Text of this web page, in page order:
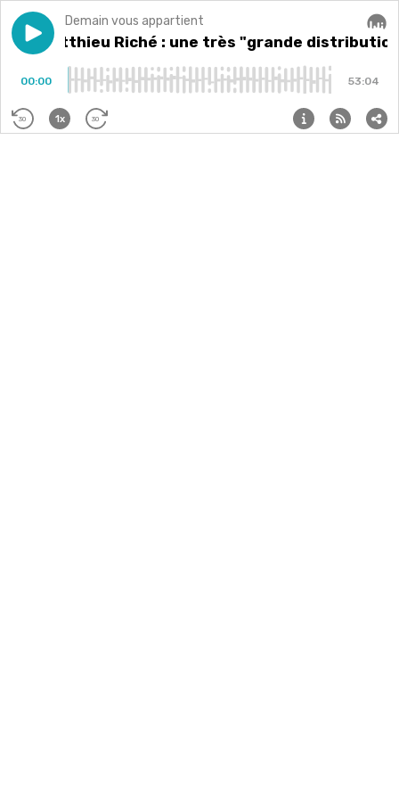
Play episode#8- Matthieu Riché : une très "grande distribution"
Demain vous appartient
#8- Matthieu Riché : une très "grande
00:00 53:04
30 1x 30